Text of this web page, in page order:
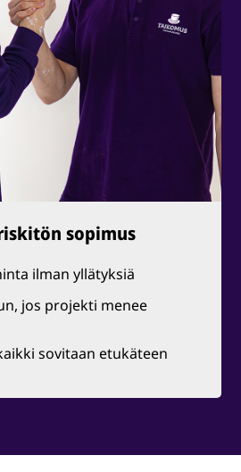
sopimus
ilman yllätyksiä
jos projekti menee
sovitaan etukäteen